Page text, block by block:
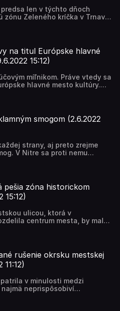
len v týchto dňoch
zónu Zeleného kríčka v Trnave.
akcií mesta v
je aj preto, že zasiahla do
dopravným uzlom, sú
dopravy i MHD. Čo všetko sa
Martin Jurčo.
na titul Európske hlavné
15:12)
míľnikom. Práve vtedy sa
hlavné mesto kultúry.
mesto, ktoré takéto
smogom (2.6.2022
strany, aj preto zrejme
V Nitre sa proti nemu
Mesto čistí ulice od
a teda od vizuálneho
aj v týchto dňoch
pešia zóna historickom
15:12)
ulicou, ktorá v
centrum mesta, by malo
20-metrov široké Plató pre
na Bratislavu a Dunaj.
scelí obe strany ulice a
priestor. Projekt z programu
novej zelene, lavičky, ihriská
frekventovanej
k zlepšeniu klímy a zaistí
je súčasťou väčšej vízie
rušenie okrsku mestskej
11:12)
v minulosti medzi
neprispôsobiví
mestská polícia i
situácia zmenila. Aj preto